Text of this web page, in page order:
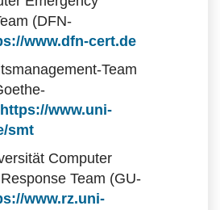
(DFN-
www.dfn-cert.de
Team
https://www.uni-
smt
Computer
Team (GU-
www.rz.uni-